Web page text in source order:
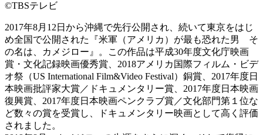
©TBSテレビ
2017年8月12日から沖縄で先行公開され、続いて東京をはじ
め全国で公開された『米軍（アメリカ）が最も恐れた男 そ
の名は、カメジロー』。この作品は平成30年度文化庁映画
賞・文化記録映画優秀賞、2018アメリカ国際フィルム・ビデ
オ祭（US International Film&Video Festival）銅賞、2017年度日
本映画批評家大賞／ドキュメンタリー賞、2017年度日本映画
復興賞、2017年度日本映画ペンクラブ賞／文化部門第１位な
ど数々の賞を受賞し、ドキュメンタリー映画として高く評価
されました。